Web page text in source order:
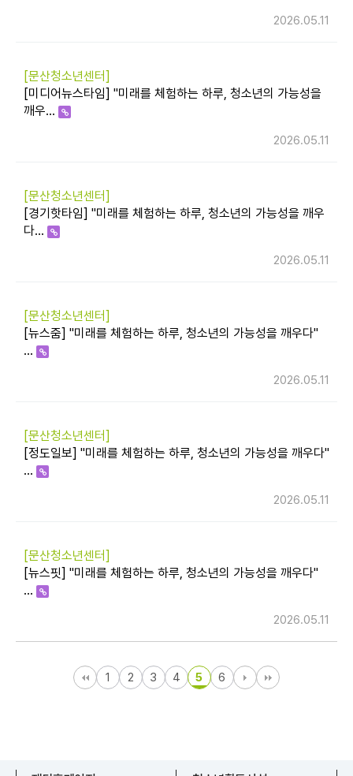
2026.05.11
[문산청소년센터]
[미디어뉴스타임] "미래를 체험하는 하루, 청소년의 가능성을
깨우…
2026.05.11
[문산청소년센터]
[경기핫타임] "미래를 체험하는 하루, 청소년의 가능성을 깨우
다…
2026.05.11
[문산청소년센터]
[뉴스줌] "미래를 체험하는 하루, 청소년의 가능성을 깨우다"
…
2026.05.11
[문산청소년센터]
[정도일보] "미래를 체험하는 하루, 청소년의 가능성을 깨우다"
…
2026.05.11
[문산청소년센터]
[뉴스핏] "미래를 체험하는 하루, 청소년의 가능성을 깨우다"
…
2026.05.11
1 2 3 4 5 6
문산청소년센터